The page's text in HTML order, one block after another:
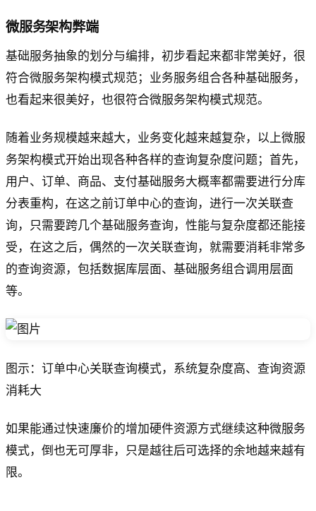
微服务架构弊端
基础服务抽象的划分与编排，初步看起来都非常美好，很
符合微服务架构模式规范；业务服务组合各种基础服务，
也看起来很美好，也很符合微服务架构模式规范。
随着业务规模越来越大，业务变化越来越复杂，以上微服
务架构模式开始出现各种各样的查询复杂度问题；首先，
用户、订单、商品、支付基础服务大概率都需要进行分库
分表重构，在这之前订单中心的查询，进行一次关联查
询，只需要跨几个基础服务查询，性能与复杂度都还能接
受，在这之后，偶然的一次关联查询，就需要消耗非常多
的查询资源，包括数据库层面、基础服务组合调用层面
等。
图示：订单中心关联查询模式，系统复杂度高、查询资源
消耗大
如果能通过快速廉价的增加硬件资源方式继续这种微服务
模式，倒也无可厚非，只是越往后可选择的余地越来越有
限。